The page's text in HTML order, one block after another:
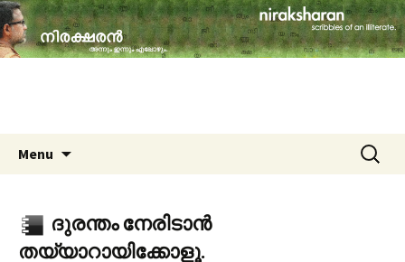
niraksharan (നിരക്ഷരൻ)
travelogues, book reviews, social issues,
cinema, memories & lot more…
Menu
Search
for:
ദുരന്തം നേരിടാൻ
തയ്യാറായിക്കോളൂ.